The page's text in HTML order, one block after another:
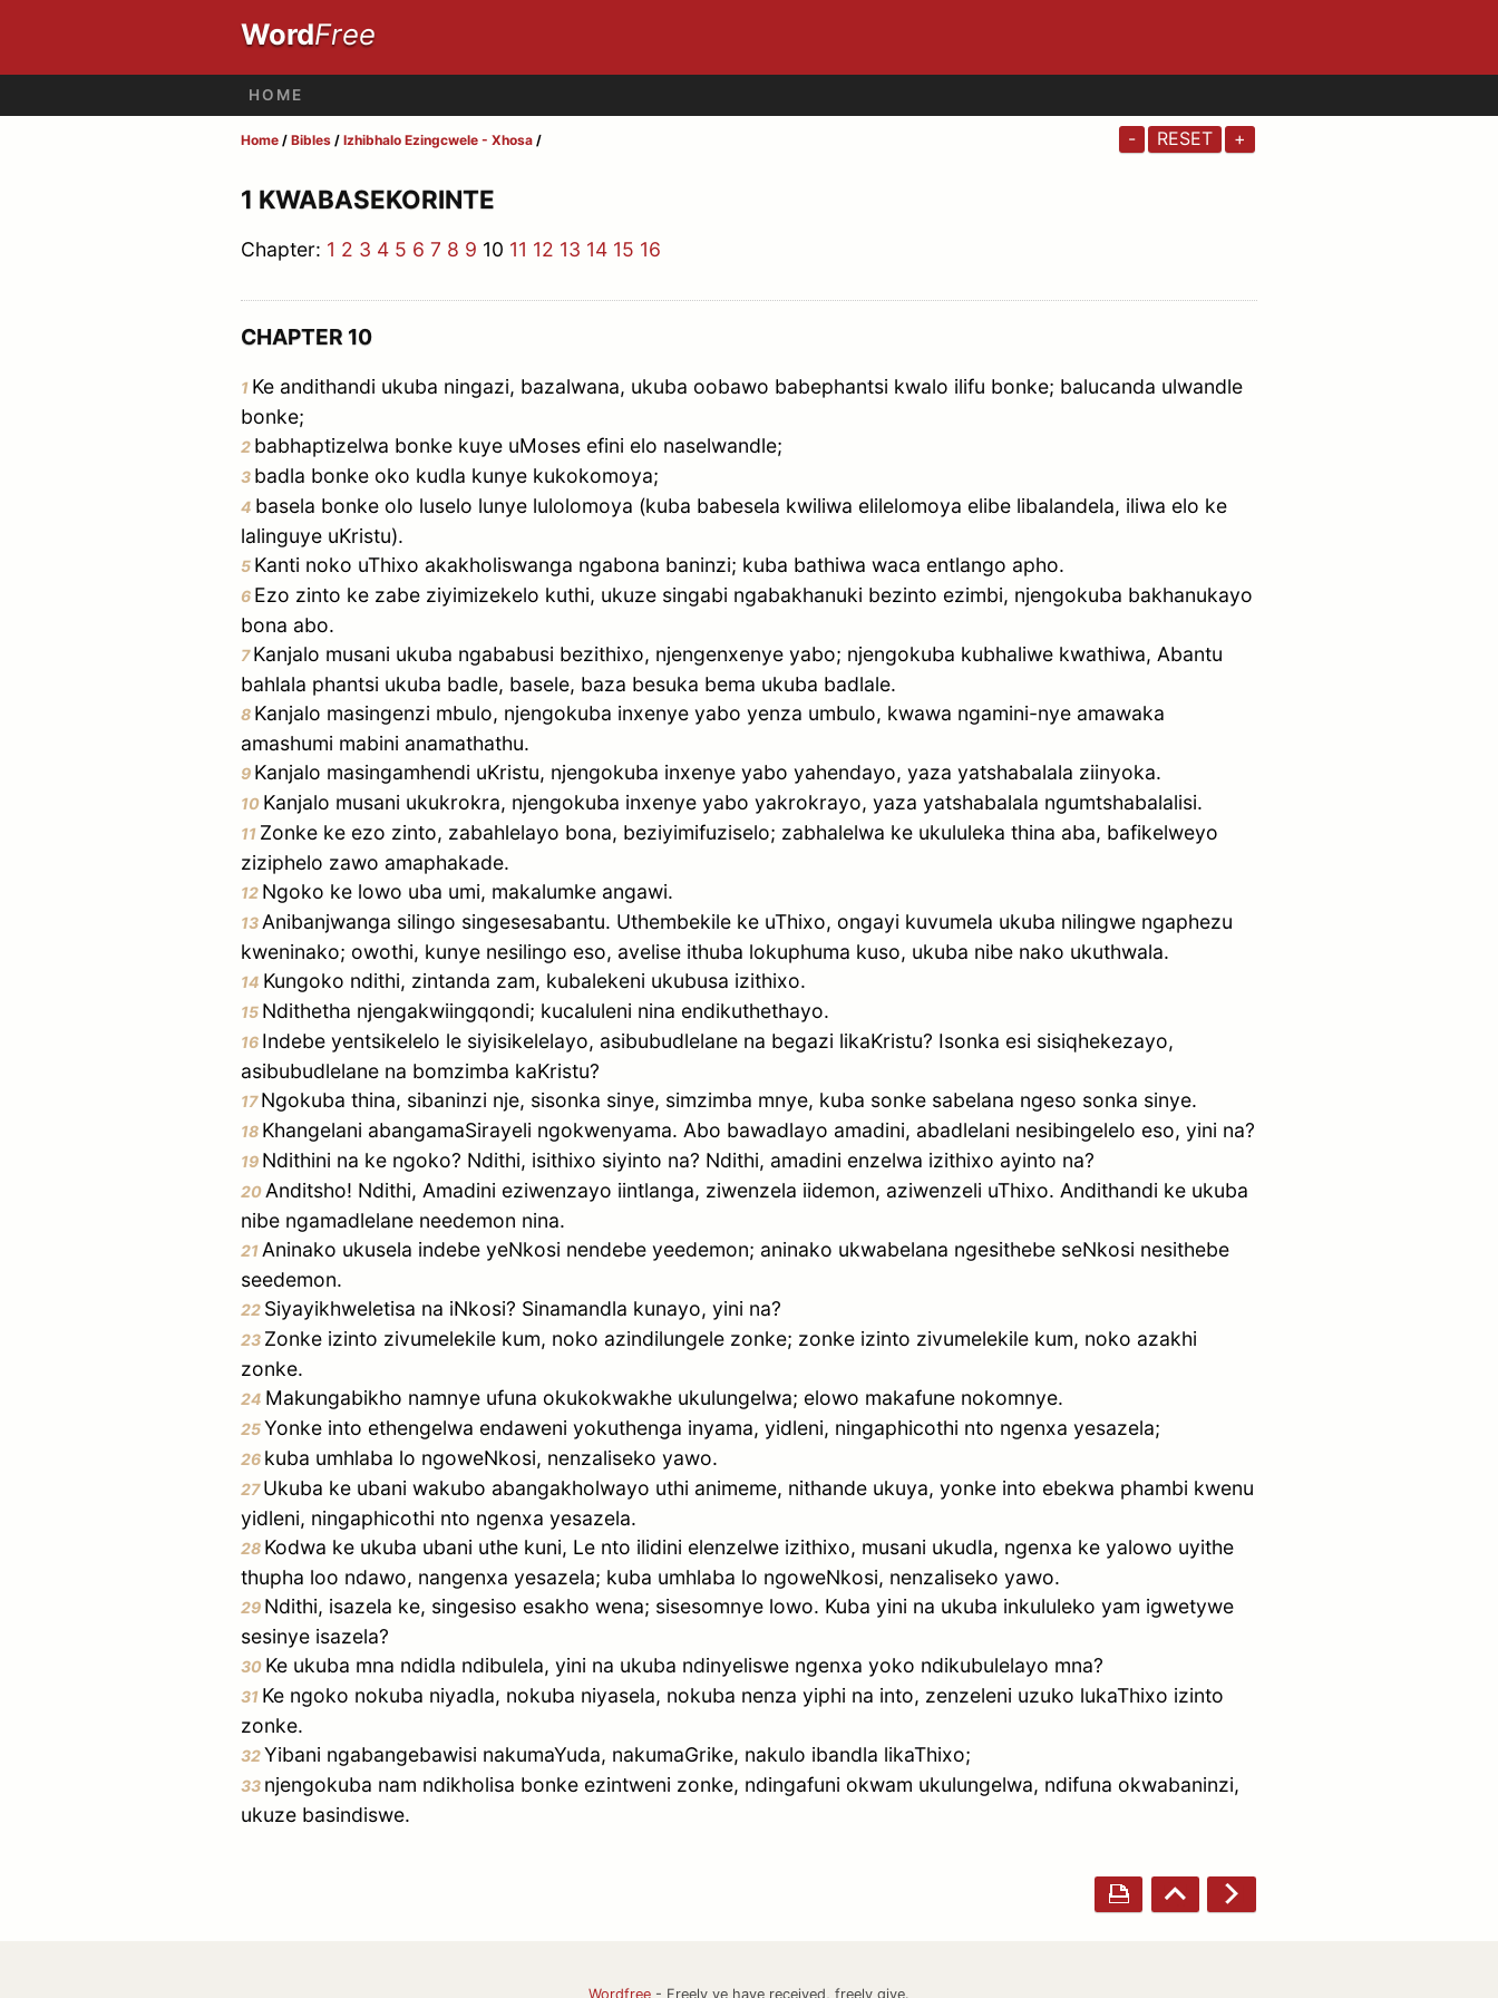
WordFree
HOME
Home / Bibles / Izhibhalo Ezingcwele - Xhosa / - RESET +
1 KWABASEKORINTE
Chapter: 1 2 3 4 5 6 7 8 9 10 11 12 13 14 15 16
CHAPTER 10
1 Ke andithandi ukuba ningazi, bazalwana, ukuba oobawo babephantsi kwalo ilifu bonke; balucanda ulwandle
bonke;
2 babhaptizelwa bonke kuye uMoses efini elo naselwandle;
3 badla bonke oko kudla kunye kukokomoya;
4 basela bonke olo luselo lunye lulolomoya (kuba babesela kwiliwa elilelomoya elibe libalandela, iliwa elo ke
lalinguye uKristu).
5 Kanti noko uThixo akakholiswanga ngabona baninzi; kuba bathiwa waca entlango apho.
6 Ezo zinto ke zabe ziyimizekelo kuthi, ukuze singabi ngabakhanuki bezinto ezimbi, njengokuba bakhanukayo
bona abo.
7Kanjalo musani ukuba ngababusi bezithixo, njengenxenye yabo; njengokuba kubhaliwe kwathiwa, Abantu
bahlala phantsi ukuba badle, basele, baza besuka bema ukuba badlale.
8 Kanjalo masingenzi mbulo, njengokuba inxenye yabo yenza umbulo, kwawa ngamini-nye amawaka
amashumi mabini anamathathu.
9 Kanjalo masingamhendi uKristu, njengokuba inxenye yabo yahendayo, yaza yatshabalala ziinyoka.
10 Kanjalo musani ukukrokra, njengokuba inxenye yabo yakrokrayo, yaza yatshabalala ngumtshabalalisi.
11 Zonke ke ezo zinto, zabahlelayo bona, beziyimifuziselo; zabhalelwa ke ukululeka thina aba, bafikelweyo
ziziphelo zawo amaphakade.
12 Ngoko ke lowo uba umi, makalumke angawi.
13 Anibanjwanga silingo singesesabantu. Uthembekile ke uThixo, ongayi kuvumela ukuba nilingwe ngaphezu
kweninako; owothi, kunye nesilingo eso, avelise ithuba lokuphuma kuso, ukuba nibe nako ukuthwala.
14 Kungoko ndithi, zintanda zam, kubalekeni ukubusa izithixo.
15 Ndithetha njengakwiingqondi; kucaluleni nina endikuthethayo.
16 Indebe yentsikelelo le siyisikelelayo, asibubudlelane na begazi likaKristu? Isonka esi sisiqhekezayo,
asibubudlelane na bomzimba kaKristu?
17Ngokuba thina, sibaninzi nje, sisonka sinye, simzimba mnye, kuba sonke sabelana ngeso sonka sinye.
18 Khangelani abangamaSirayeli ngokwenyama. Abo bawadlayo amadini, abadlelani nesibingelelo eso, yini na?
19 Ndithini na ke ngoko? Ndithi, isithixo siyinto na? Ndithi, amadini enzelwa izithixo ayinto na?
20 Anditsho! Ndithi, Amadini eziwenzayo iintlanga, ziwenzela iidemon, aziwenzeli uThixo. Andithandi ke ukuba
nibe ngamadlelane needemon nina.
21 Aninako ukusela indebe yeNkosi nendebe yeedemon; aninako ukwabelana ngesithebe seNkosi nesithebe
seedemon.
22 Siyayikhweletisa na iNkosi? Sinamandla kunayo, yini na?
23 Zonke izinto zivumelekile kum, noko azindilungele zonke; zonke izinto zivumelekile kum, noko azakhi
zonke.
24 Makungabikho namnye ufuna okukokwakhe ukulungelwa; elowo makafune nokomnye.
25Yonke into ethengelwa endaweni yokuthenga inyama, yidleni, ningaphicothi nto ngenxa yesazela;
26 kuba umhlaba lo ngoweNkosi, nenzaliseko yawo.
27Ukuba ke ubani wakubo abangakholwayo uthi animeme, nithande ukuya, yonke into ebekwa phambi kwenu
yidleni, ningaphicothi nto ngenxa yesazela.
28 Kodwa ke ukuba ubani uthe kuni, Le nto ilidini elenzelwe izithixo, musani ukudla, ngenxa ke yalowo uyithe
thupha loo ndawo, nangenxa yesazela; kuba umhlaba lo ngoweNkosi, nenzaliseko yawo.
29 Ndithi, isazela ke, singesiso esakho wena; sisesomnye lowo. Kuba yini na ukuba inkululeko yam igwetywe
sesinye isazela?
30 Ke ukuba mna ndidla ndibulela, yini na ukuba ndinyeliswe ngenxa yoko ndikubulelayo mna?
31 Ke ngoko nokuba niyadla, nokuba niyasela, nokuba nenza yiphi na into, zenzeleni uzuko lukaThixo izinto
zonke.
32Yibani ngabangebawisi nakumaYuda, nakumaGrike, nakulo ibandla likaThixo;
33 njengokuba nam ndikholisa bonke ezintweni zonke, ndingafuni okwam ukulungelwa, ndifuna okwabaninzi,
ukuze basindiswe.
Wordfree - Freely ye have received, freely give.